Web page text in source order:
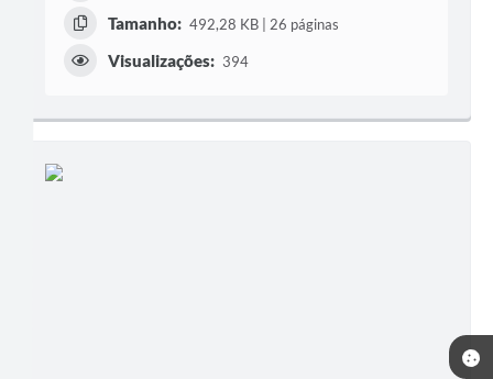
Tamanho: 492,28 KB | 26 páginas
Visualizações: 394